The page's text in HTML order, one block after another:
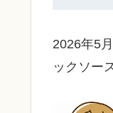
2026年5
ックソー